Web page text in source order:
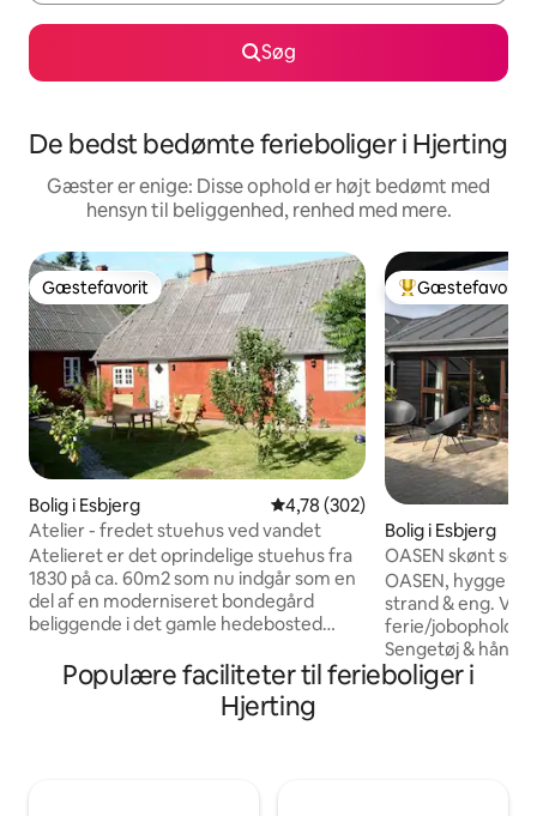
Søg
De bedst bedømte ferieboliger i Hjerting
Gæster er enige: Disse ophold er højt bedømt med
hensyn til beliggenhed, renhed med mere.
Gæstefavorit
Gæstefavorit
Bolig i Esbjerg 4,78 ud af 5 i gennemsnitlig
4,78 (302)
Atelier - fredet stuehus ved vandet
Atelieret er det oprindelige stuehus fra
1830 på ca. 60m2 som nu indgår som en
del af en moderniseret bondegård
beliggende i det gamle hedebosted
god badestrand. Feriehuset ligger helt
op til de store klitplantager Sjelborg og
Marbæk, og midt i den nye Nationalpark
Bedste
Gæstefavorit
Bolig i Esbjerg
OASEN skønt
strand & natur
OASEN, hygge &
strand & eng. Veludstyret til perfekt
ferie/jobophold. Pris inklusiv forbrug.
Sengetøj &
Værelse med 2
soveværelse med 2
Populære faciliteter til ferieboliger i
Hjerting